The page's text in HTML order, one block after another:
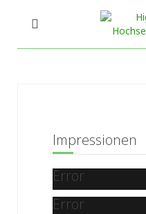
Impressionen
Error
Error